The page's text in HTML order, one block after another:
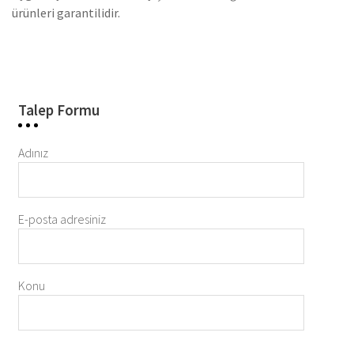
ürünleri garantilidir.
Talep Formu
Adınız
E-posta adresiniz
Konu